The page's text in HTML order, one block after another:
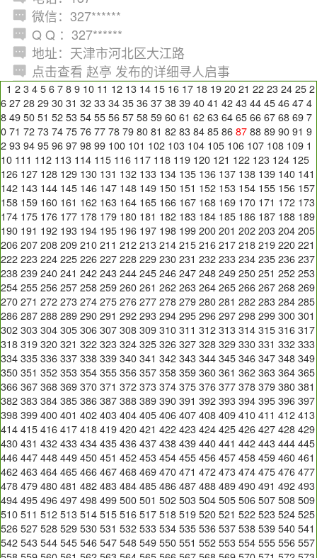
微信：327******
Q Q ：327******
地址：天津市河北区大江路
点击查看 赵亭 发布的详细寻人启事
1 2 3 4 5 6 7 8 9 10 11 12 13 14 15 16 17 18 19 20 21 22 23 24 25 2
6 27 28 29 30 31 32 33 34 35 36 37 38 39 40 41 42 43 44 45 46 47 4
8 49 50 51 52 53 54 55 56 57 58 59 60 61 62 63 64 65 66 67 68 69 7
0 71 72 73 74 75 76 77 78 79 80 81 82 83 84 85 86 87 88 89 90 91 9
2 93 94 95 96 97 98 99 100 101 102 103 104 105 106 107 108 109 1
10 111 112 113 114 115 116 117 118 119 120 121 122 123 124 125
126 127 128 129 130 131 132 133 134 135 136 137 138 139 140 141
142 143 144 145 146 147 148 149 150 151 152 153 154 155 156 157
158 159 160 161 162 163 164 165 166 167 168 169 170 171 172 173
174 175 176 177 178 179 180 181 182 183 184 185 186 187 188 189
190 191 192 193 194 195 196 197 198 199 200 201 202 203 204 205
206 207 208 209 210 211 212 213 214 215 216 217 218 219 220 221
222 223 224 225 226 227 228 229 230 231 232 233 234 235 236 237
238 239 240 241 242 243 244 245 246 247 248 249 250 251 252 253
254 255 256 257 258 259 260 261 262 263 264 265 266 267 268 269
270 271 272 273 274 275 276 277 278 279 280 281 282 283 284 285
286 287 288 289 290 291 292 293 294 295 296 297 298 299 300 301
302 303 304 305 306 307 308 309 310 311 312 313 314 315 316 317
318 319 320 321 322 323 324 325 326 327 328 329 330 331 332 333
334 335 336 337 338 339 340 341 342 343 344 345 346 347 348 349
350 351 352 353 354 355 356 357 358 359 360 361 362 363 364 365
366 367 368 369 370 371 372 373 374 375 376 377 378 379 380 381
382 383 384 385 386 387 388 389 390 391 392 393 394 395 396 397
398 399 400 401 402 403 404 405 406 407 408 409 410 411 412 413
414 415 416 417 418 419 420 421 422 423 424 425 426 427 428 429
430 431 432 433 434 435 436 437 438 439 440 441 442 443 444 445
446 447 448 449 450 451 452 453 454 455 456 457 458 459 460 461
462 463 464 465 466 467 468 469 470 471 472 473 474 475 476 477
478 479 480 481 482 483 484 485 486 487 488 489 490 491 492 493
494 495 496 497 498 499 500 501 502 503 504 505 506 507 508 509
510 511 512 513 514 515 516 517 518 519 520 521 522 523 524 525
526 527 528 529 530 531 532 533 534 535 536 537 538 539 540 541
542 543 544 545 546 547 548 549 550 551 552 553 554 555 556 557